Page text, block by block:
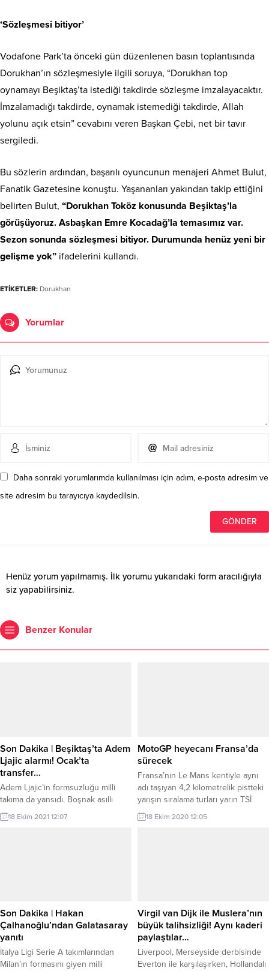
‘Sözleşmesi bitiyor’
Vodafone Park’ta önceki gün düzenlenen basın toplantısında
Dorukhan’ın sözleşmesiyle ilgili soruya, “Dorukhan top
oynamayı Beşiktaş’ta istediği takdirde sözleşme imzalayacaktır.
İmzalamadığı takdirde, oynamak istemediği takdirde, Allah
yolunu açık etsin” cevabını veren Başkan Çebi, net bir tavır
sergiledi.
Bu sözlerin ardından, başarılı oyuncunun menajeri Ahmet Bulut,
Fanatik Gazetesine konuştu. Yaşananları yakından takip ettiğini
belirten Bulut, “Dorukhan Toköz konusunda Beşiktaş’la
görüşüyoruz. Asbaşkan Emre Kocadağ’la temasımız var.
Sezon sonunda sözleşmesi bitiyor. Durumunda henüz yeni bir
gelişme yok” ifadelerini kullandı.
ETİKETLER: Dorukhan
Yorumlar
Daha sonraki yorumlarımda kullanılması için adım, e-posta adresim ve
site adresim bu tarayıcıya kaydedilsin.
Henüz yorum yapılmamış. İlk yorumu yukarıdaki form aracılığıyla
siz yapabilirsiniz.
Benzer Konular
Son Dakika | Beşiktaş’ta Adem
Ljajic alarmı! Ocak’ta
transfer…
Adem Ljajic’in formsuzluğu milli
takıma da yansıdı. Boşnak asıllı
futbolcu, Sırbistan’ın Macaristan ile
oynadığı maçta ilk yarı sonunda
kendisini bulması adına özel idman
programına tabi...
18 Ekim 2021 12:07
MotoGP heyecanı Fransa’da
sürecek
Fransa’nın Le Mans kentiyle aynı
adı taşıyan 4,2 kilometrelik pistteki
yarışın sıralama turları yarın TSİ
15.10’da gerçekleştirilecek. Yarış ise
11 Ekim Pazar günü TSİ 14.00’te 27
Andrea Dovizioso,...
18 Ekim 2020 12:05
Son Dakika | Hakan
Çalhanoğlu’ndan Galatasaray
yanıtı
İtalya Ligi Serie A takımlarından
Milan’ın formasını giyen milli
Virgil van Dijk ile Muslera’nın
büyük talihsizliği! Aynı kaderi
paylaştılar…
Liverpool, Merseyside derbisinde
Everton ile karşılaşırken, Hollandalı